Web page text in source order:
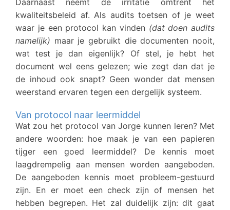
kwaliteitsbeleid af. Als audits toetsen of je weet
waar je een protocol kan vinden (dat doen audits
namelijk) maar je gebruikt die documenten nooit,
wat test je dan eigenlijk? Of stel, je hebt het
document wel eens gelezen; wie zegt dan dat je
de inhoud ook snapt? Geen wonder dat mensen
weerstand ervaren tegen een dergelijk systeem.
Van protocol naar leermiddel
Wat zou het protocol van Jorge kunnen leren? Met
andere woorden: hoe maak je van een papieren
tijger een goed leermiddel? De kennis moet
laagdrempelig aan mensen worden aangeboden.
De aangeboden kennis moet probleem-gestuurd
zijn. En er moet een check zijn of mensen het
hebben begrepen. Het zal duidelijk zijn: dit gaat